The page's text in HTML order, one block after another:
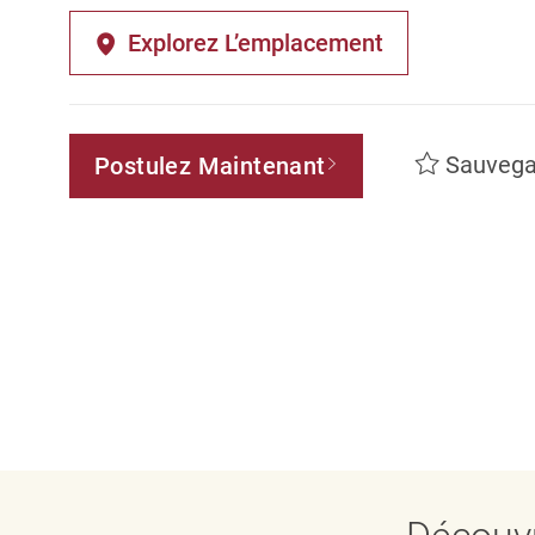
Explorez L’emplacement
Postulez Maintenant